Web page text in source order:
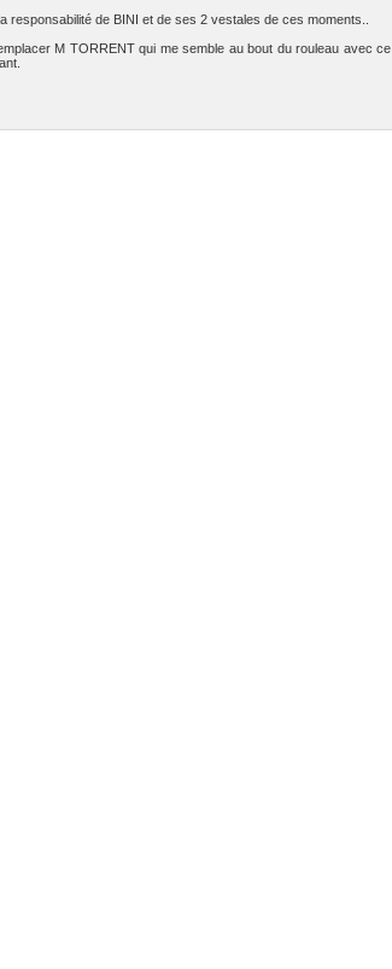
de BINI et de ses 2 vestales de ces moments..
M TORRENT qui me semble au bout du rouleau avec ce